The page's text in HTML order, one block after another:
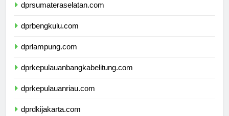
dprsumateraselatan.com
dprbengkulu.com
dprlampung.com
dprkepulauanbangkabelitung.com
dprkepulauanriau.com
dprdkijakarta.com